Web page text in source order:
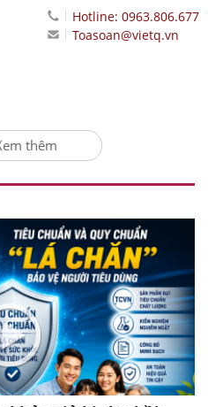
Hotline: 0963.806.677
Toasoan@vietq.vn
thêm